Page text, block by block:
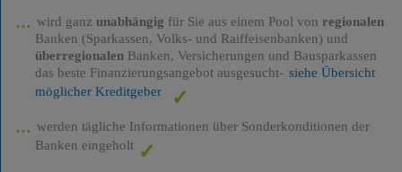
wird ganz unabhängig für Sie aus einem Pool von regionalen
Banken (Sparkassen, Volks- und Raiffeisenbanken) und
überregionalenBanken, Versicherungen und Bausparkassen
das beste Finanzierungsangebot ausgesucht- siehe Übersicht
möglicher Kreditgeber
werden tägliche Informationen über Sonderkonditionen der
Banken eingeholt